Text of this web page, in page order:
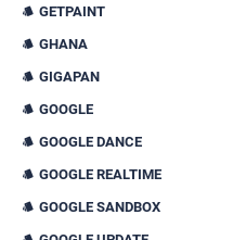
GETPAINT
GHANA
GIGAPAN
GOOGLE
GOOGLE DANCE
GOOGLE REALTIME
GOOGLE SANDBOX